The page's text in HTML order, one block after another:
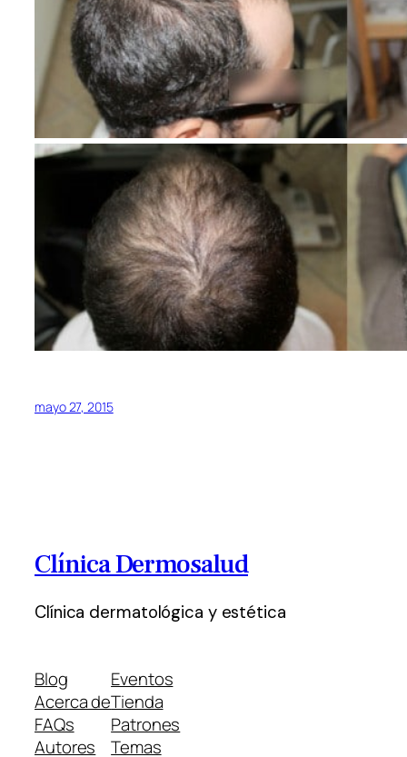
mayo 27, 2015
Clínica Dermosalud
Clínica dermatológica y estética
Blog
Acerca de
FAQs
Autores
Eventos
Tienda
Patrones
Temas